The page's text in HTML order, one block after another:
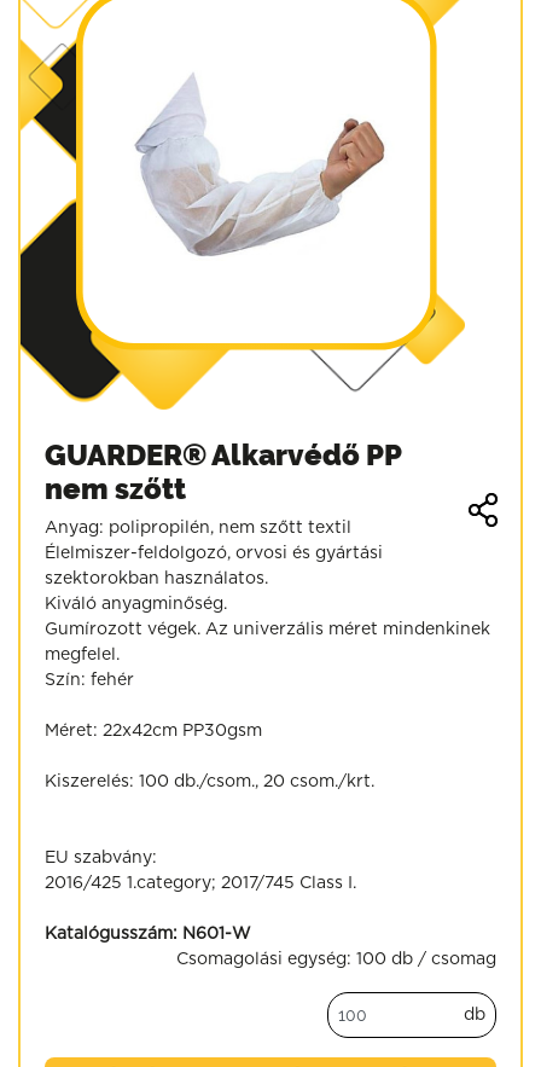
GUARDER® Alkarvédő PP
nem szőtt
Anyag: polipropilén, nem szőtt textil
Élelmiszer-feldolgozó, orvosi és gyártási
szektorokban használatos.
Kiváló anyagminőség.
Gumírozott végek. Az univerzális méret mindenkinek
megfelel.
Szín: fehér
Méret: 22x42cm PP30gsm
Kiszerelés: 100 db./csom., 20 csom./krt.
EU szabvány:
2016/425 1.category; 2017/745 Class I.
Katalógusszám: N601-W
Csomagolási egység: 100 db / csomag
db